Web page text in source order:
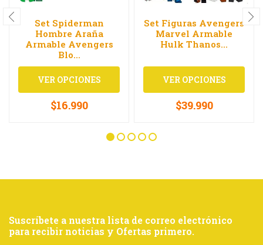
Set Spiderman
Hombre Araña
Armable Avengers
Blo...
VER OPCIONES
$16.990
Set Figuras Avengers
Marvel Armable
Hulk Thanos...
VER OPCIONES
$39.990
Suscríbete a nuestra lista de correo electrónico
para recibir noticias y Ofertas primero.